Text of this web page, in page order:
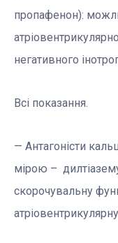
пропафенон):
негативного
Всі показання.
— Антагоністи
мірою –
скорочувальну